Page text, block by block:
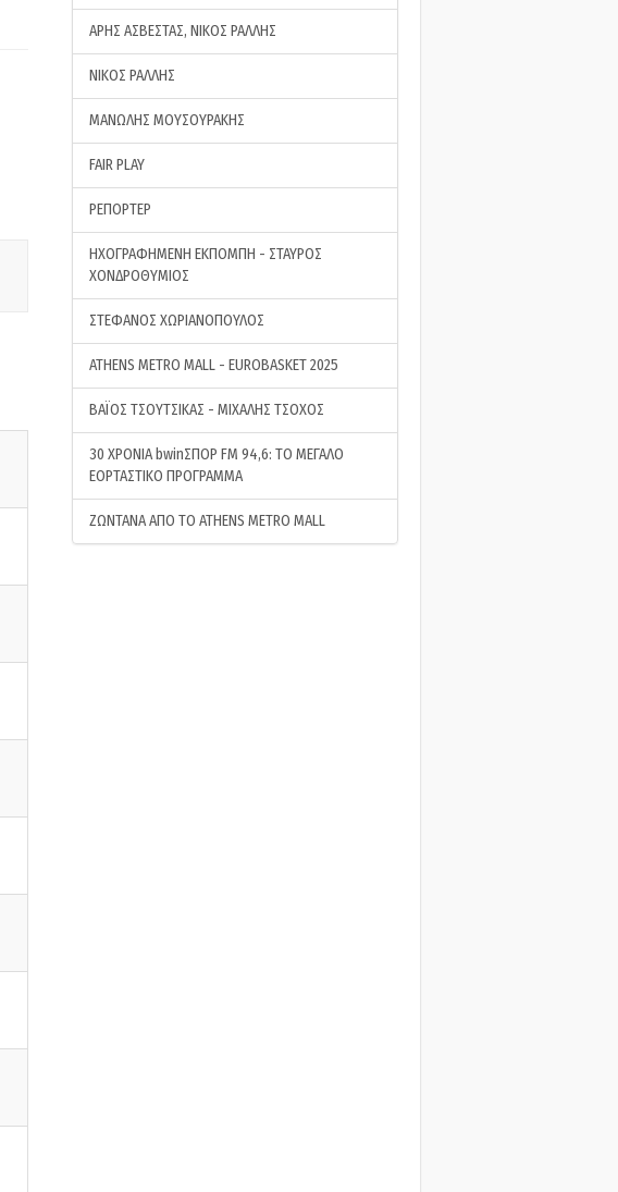
ΑΡΗΣ ΑΣΒΕΣΤΑΣ, ΝΙΚΟΣ ΡΑΛΛΗΣ
ΝΙΚΟΣ ΡΑΛΛΗΣ
ΜΑΝΩΛΗΣ ΜΟΥΣΟΥΡΑΚΗΣ
FAIR PLAY
ΡΕΠΟΡΤΕΡ
ΗΧΟΓΡΑΦΗΜΕΝΗ ΕΚΠΟΜΠΗ - ΣΤΑΥΡΟΣ
ΧΟΝΔΡΟΘΥΜΙΟΣ
ΣΤΕΦΑΝΟΣ ΧΩΡΙΑΝΟΠΟΥΛΟΣ
ATHENS METRO MALL - EUROBASKET 2025
ΒΑΪΟΣ ΤΣΟΥΤΣΙΚΑΣ - ΜΙΧΑΛΗΣ ΤΣΟΧΟΣ
30 ΧΡΟΝΙΑ bwinΣΠΟΡ FM 94,6: ΤΟ ΜΕΓΑΛΟ
ΕΟΡΤΑΣΤΙΚΟ ΠΡΟΓΡΑΜΜΑ
ΖΩΝΤΑΝΑ ΑΠΟ ΤΟ ATHENS METRO MALL